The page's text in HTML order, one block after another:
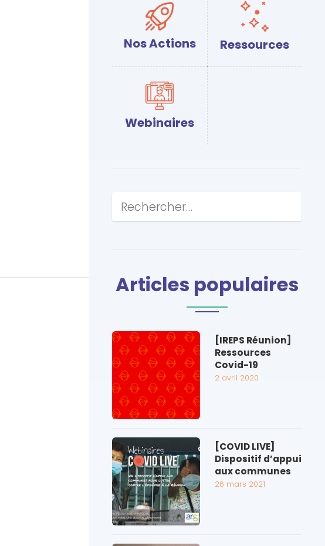
Nos Actions Ressources
Webinaires
Articles populaires
[IREPS Réunion]
Ressources
Covid-19
2 avril 2020
[COVID LIVE]
Dispositif d’appui
aux communes
26 mars 2021